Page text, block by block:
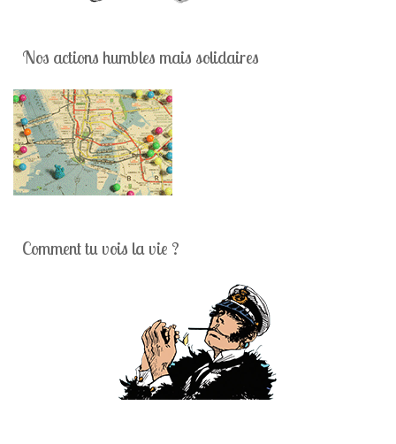
Nos actions humbles mais solidaires
Comment tu vois la vie ?